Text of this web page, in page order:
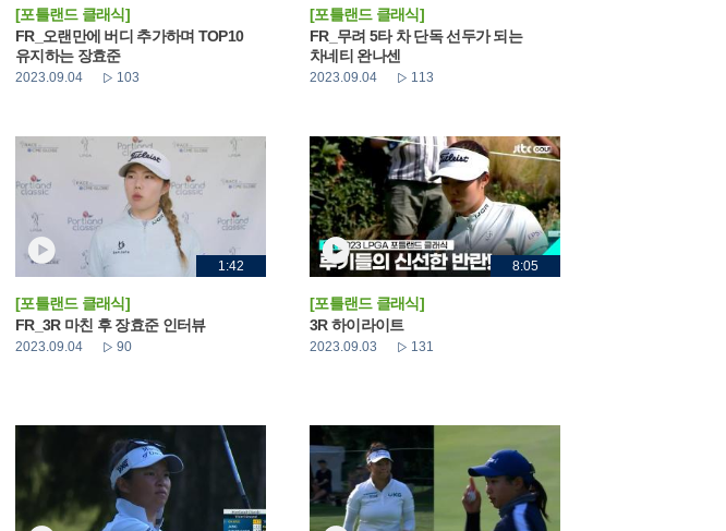
[포틀랜드 클래식]
FR_오랜만에 버디 추가하며 TOP10
유지하는 장효준
2023.09.04 103
[포틀랜드 클래식]
FR_무려 5타 차 단독 선두가 되는
차네티 완나센
2023.09.04 113
1:42
[포틀랜드 클래식]
FR_3R 마친 후 장효준 인터뷰
2023.09.04 90
8:05
[포틀랜드 클래식]
3R 하이라이트
2023.09.03 131